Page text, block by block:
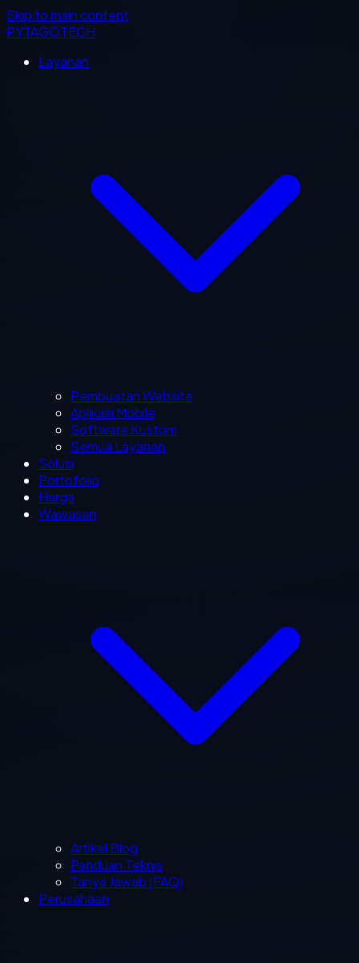
Skip to main content
PYTAGOTECH
Layanan
Pembuatan Website
Aplikasi Mobile
Software Kustom
Semua Layanan
Solusi
Portofolio
Harga
Wawasan
Artikel Blog
Panduan Teknis
Tanya Jawab (FAQ)
Perusahaan